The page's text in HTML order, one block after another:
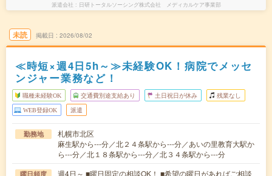
派遣会社 日研トータルソーシング株式会社 メディカルケア事業部
未読 掲載日 2026/08/02
≪時短×週4日5h～≫未経験OK！病院でメッセ
ンジャー業務など！
職種未経験OK 交通費別途支給あり 土日祝日が休み 残業なし
WEB登録OK 派遣
勤務地
札幌市北区
麻生駅から---分／北２４条駅から---分／あいの里教育大駅か
ら---分／北１８条駅から---分／北３４条駅から---分
曜日頻度
週4日～ ■曜日固定の相談OK！ ■希望の曜日があればご相談